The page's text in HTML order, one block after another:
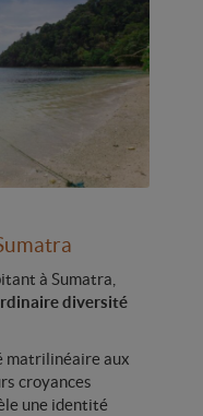
à Sumatra,
diversité
matrilinéaire aux
croyances
une identité